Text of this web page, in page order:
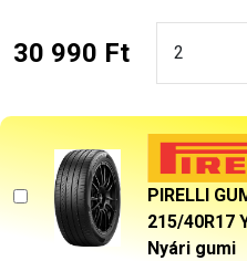
30 990 Ft
PIRELLI
215/40R17
Nyári gumi